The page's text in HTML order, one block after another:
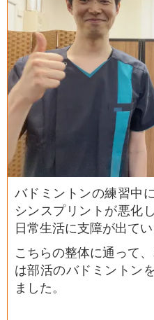
バドミントンの練習中
シンスプリントが悪化
日常生活に支障が出てい
こちらの整体に通って
は部活のバドミントン
ました。